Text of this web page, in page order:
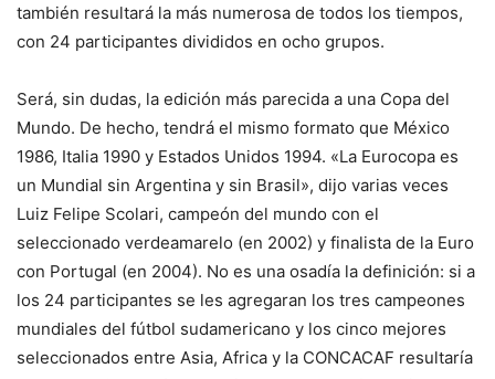
también resultará la más numerosa de todos los tiempos,
con 24 participantes divididos en ocho grupos.
Será, sin dudas, la edición más parecida a una Copa del
Mundo. De hecho, tendrá el mismo formato que México
1986, Italia 1990 y Estados Unidos 1994. «La Eurocopa es
un Mundial sin Argentina y sin Brasil», dijo varias veces
Luiz Felipe Scolari, campeón del mundo con el
seleccionado verdeamarelo (en 2002) y finalista de la Euro
con Portugal (en 2004). No es una osadía la definición: si a
los 24 participantes se les agregaran los tres campeones
mundiales del fútbol sudamericano y los cinco mejores
seleccionados entre Asia, Africa y la CONCACAF resultaría